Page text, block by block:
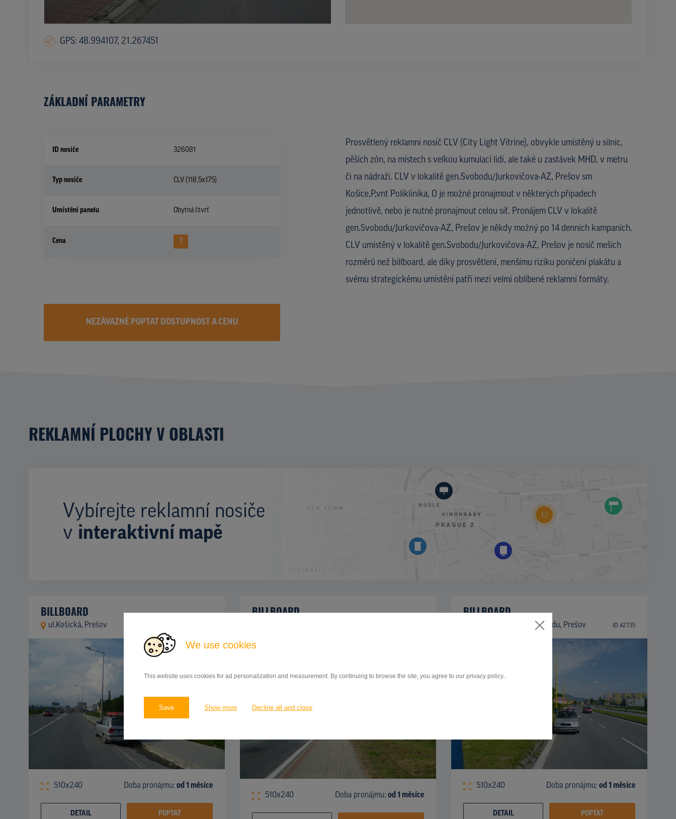
We use cookies
This website uses cookies for ad personalization and measurement. By continuing to browse the site, you agree to our privacy policy..
Save Show more Decline all and close
GPS: 48.994107, 21.267451
ZÁKLADNÍ PARAMETRY
ID nosiče 326081
Typ nosiče CLV (118,5x175)
Umístění panelu Obytná čtvrť
Cena ?
Prosvětlený reklamní nosič CLV (City Light Vitrine), obvykle umístěný u silnic,
pěších zón, na místech s velkou kumulací lidí, ale také u zastávek MHD, v metru
či na nádraží. CLV v lokalitě gen.Svobodu/Jurkovičova-AZ, Prešov sm
Košice,P,vnt Poliklinika, O je možné pronajmout v některých případech
jednotlivě, nebo je nutné pronajmout celou síť. Pronájem CLV v lokalitě
gen.Svobodu/Jurkovičova-AZ, Prešov je někdy možný po 14 denních kampaních.
CLV umístěný v lokalitě gen.Svobodu/Jurkovičova-AZ, Prešov je nosič meších
rozměrů než billboard, ale díky prosvětlení, menšímu riziku poničení plakátu a
svému strategickému umístění patří mezi velmi oblíbené reklamní formáty.
NEZÁVAZNĚ POPTAT DOSTUPNOST A CENU
REKLAMNÍ PLOCHY V OBLASTI
Vybírejte reklamní nosiče
v interaktivní mapě
BILLBOARD
ul.Košická, Prešov
510x240 Doba pronájmu: od 1 měsíce
DETAIL POPTAT
BILLBOARD
510x240 Doba pronájmu: od 1 měsíce
BILLBOARD
Trieda arm. gen. L. Svobodu, Prešov ID 42735
510x240 Doba pronájmu: od 1 měsíce
DETAIL POPTAT